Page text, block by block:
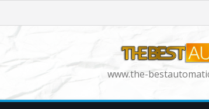
www.the-